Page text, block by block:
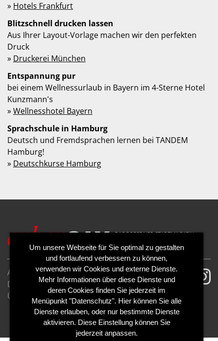
» Hotels Frankfurt
Blitzschnell drucken lassen
Aus Ihrer Layout-Vorlage machen wir den perfekten
Druck
» Druckerei München
Entspannung pur
bei einem Wellnessurlaub in Bayern im 4-Sterne Hotel
Kunzmann's
»Wellnesshotel Bayern
Sprachschule in Hamburg
Deutsch und Fremdsprachen lernen bei TANDEM
Hamburg!
» Deutschkurse Hamburg
AGB
Impressum
Datenschutzerklärung
Cookies
Über uns
Kontakt
Mediadaten
Abo kündigen
Abo widerrufen
Um unsere Webseite für Sie optimal zu gestalten
und fortlaufend verbessern zu können,
verwenden wir Cookies und externe Dienste.
Mehr Informationen über diese Dienste und
deren Cookies finden Sie jederzeit im
Menüpunkt "Datenschutz". Hier können Sie alle
Dienste erlauben, oder nur bestimmte Dienste
aktivieren. Diese Einstellung können Sie
jederzeit anpassen.